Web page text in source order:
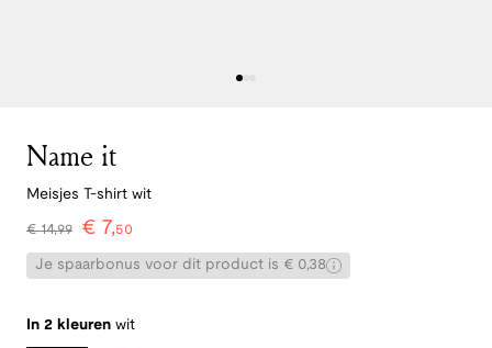
Name it
Meisjes T-shirt wit
€14,99 € 7,50
Je spaarbonus voor dit product is € 0,38
In 2 kleuren wit